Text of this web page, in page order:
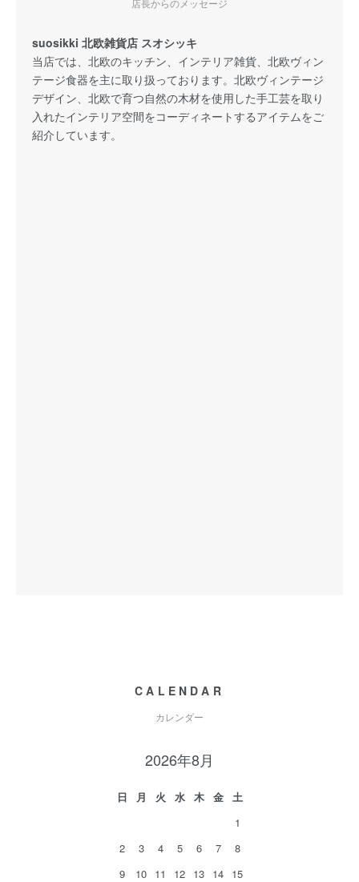
suosikki 北欧雑貨店 スオシッキ
当店では、北欧のキッチン、インテリア雑貨、北欧ヴィン
テージ食器を主に取り扱っております。北欧ヴィンテージ
デザイン、北欧で育つ自然の木材を使用した手工芸を取り
入れたインテリア空間をコーディネートするアイテムをご
紹介しています。
CALENDAR
カレンダー
2026年8月
日 月 火 水 木 金
土
1
2
3 4 5 6 7
8
9
10 11 12 13 14 15